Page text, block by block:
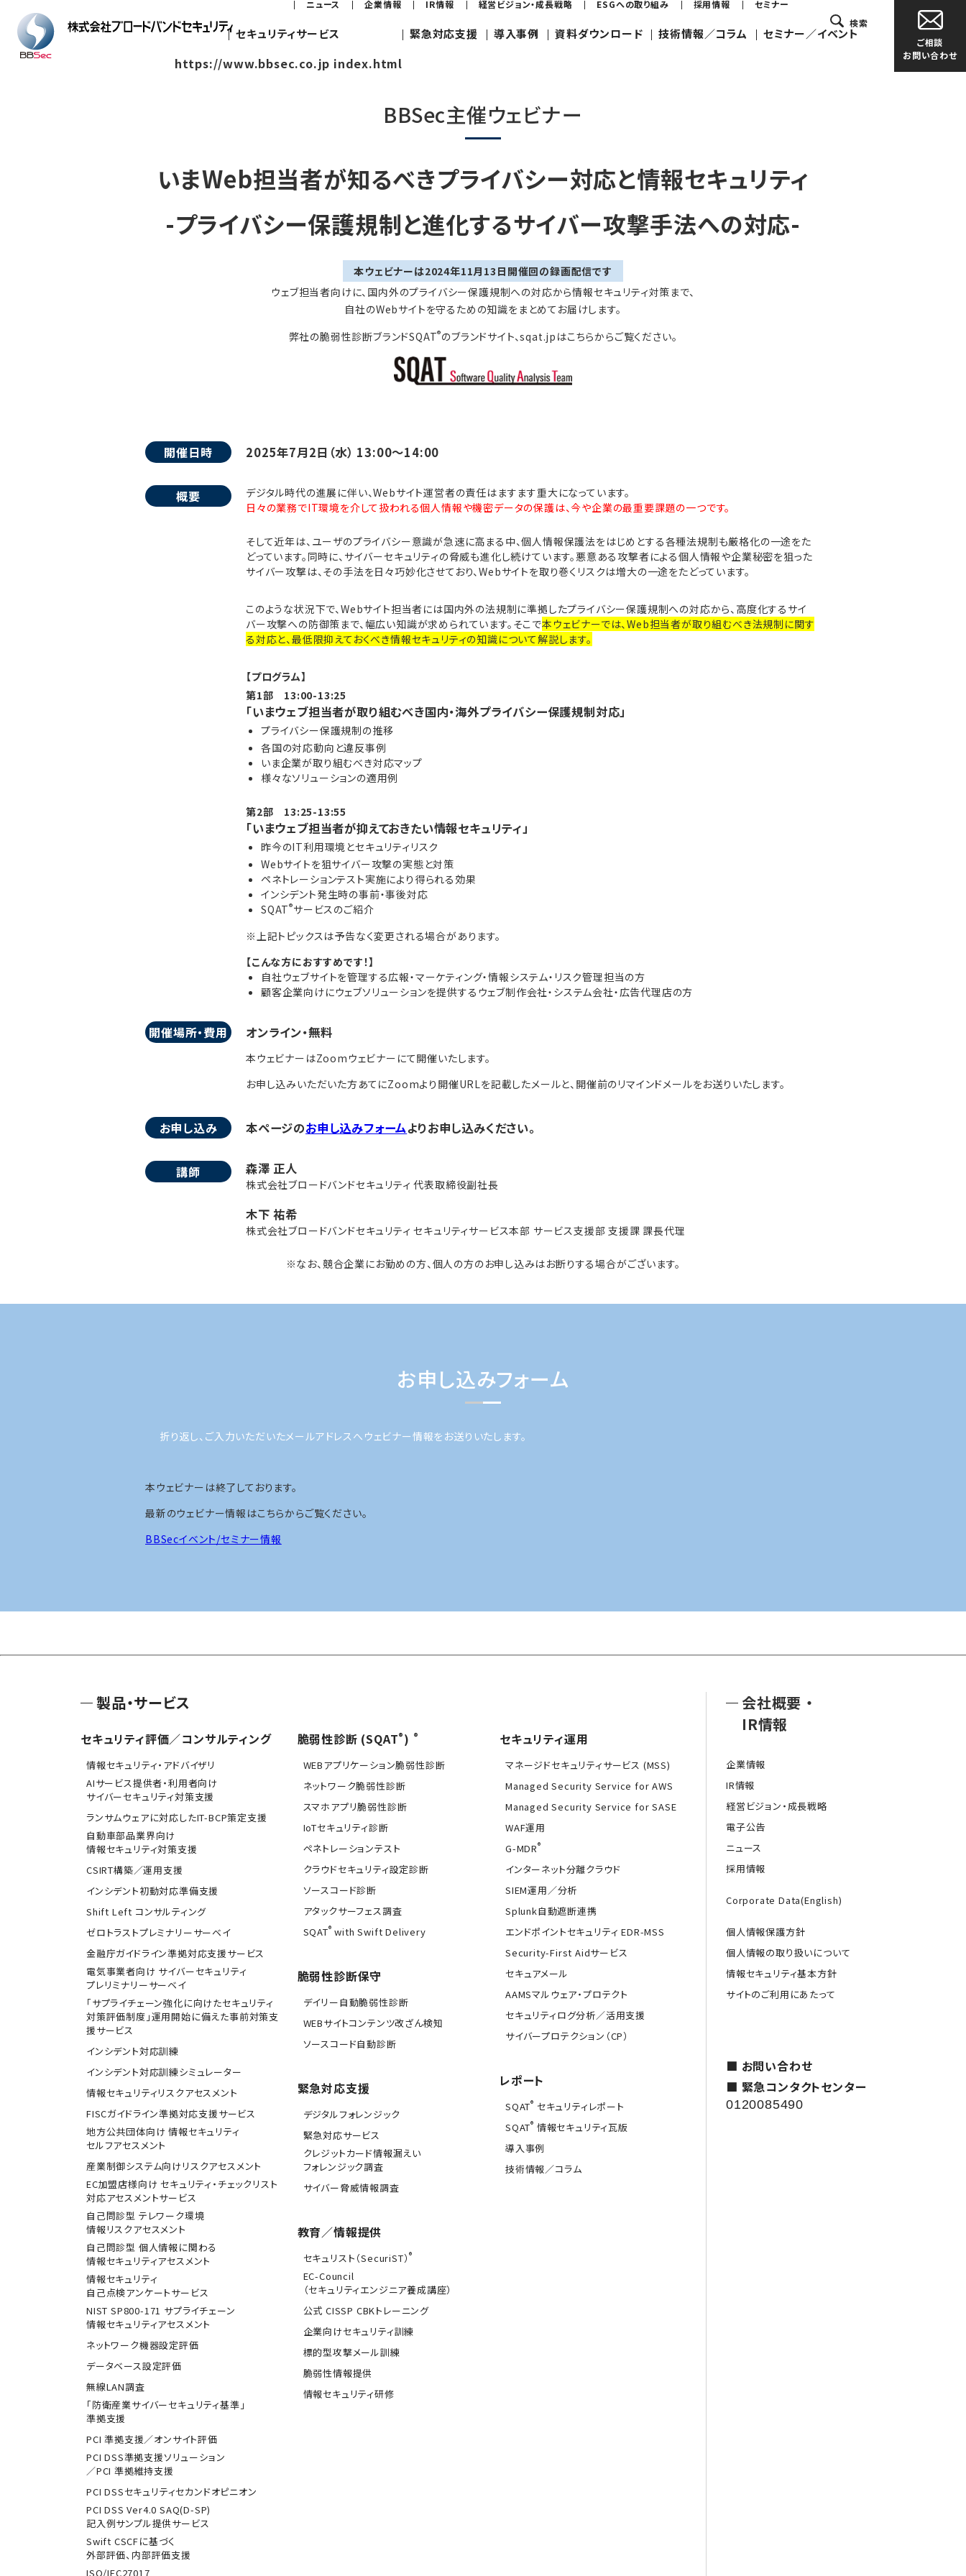
ニュース 企業情報 IR情報 経営ビジョン・成長戦略 ESGへの取り組み 採用情報 セミナー
セキュリティサービス
https://www.bbsec.co.jp index.html
緊急対応支援 導入事例 資料ダウンロード 技術情報／コラム セミナー／イベント
検索
ご相談
お問い合わせ
BBSec主催ウェビナー
いまWeb担当者が知るべきプライバシー対応と情報セキュリティ
-プライバシー保護規制と進化するサイバー攻撃手法への対応-
本ウェビナーは2024年11月13日 開催回の録画配信です
ウェブ担当者向けに、国内外のプライバシー保護規制への対応から情報セキュリティ対策まで、
自社のWebサイトを守るための知識をまとめてお届けします。
弊社の脆弱性診断ブランドSQAT®のブランドサイト、sqat.jpはこちらからご覧ください。
開催日時 2025年7月2日（水） 13:00～14:00
概要
デジタル時代の進展に伴い、Webサイト運営者の責任はますます重大になっています。
日々の業務でIT環境を介して扱われる個人情報や機密データの保護は、今や企業の最重要課題の一つです。
そして近年は、ユーザのプライバシー意識が急速に高まる中、個人情報保護法をはじめとする各種法規制も厳格化の一途をた
どっています。同時に、サイバーセキュリティの脅威も進化し続けています。悪意ある攻撃者による個人情報や企業秘密を狙った
サイバー攻撃は、その手法を日々巧妙化させており、Webサイトを取り巻くリスクは増大の一途をたどっています。
このような状況下で、Webサイト担当者には国内外の法規制に準拠したプライバシー保護規制への対応から、高度化するサイ
バー攻撃への防御策まで、幅広い知識が求められています。そこで本ウェビナーでは、Web担当者が取り組むべき法規制に関す
る対応と、最低限抑えておくべき情報セキュリティの知識について解説します。
【プログラム】
第1部 13:00-13:25
「いまウェブ担当者が取り組むべき国内・海外プライバシー保護規制対応」
プライバシー保護規制の推移
各国の対応動向と違反事例
いま企業が取り組むべき対応マップ
様々なソリューションの適用例
第2部 13:25-13:55
「いまウェブ担当者が抑えておきたい情報セキュリティ」
昨今のIT利用環境とセキュリティリスク
Webサイトを狙サイバー攻撃の実態と対策
ペネトレーションテスト実施により得られる効果
インシデント発生時の事前・事後対応
SQAT®サービスのご紹介
※上記トピックスは予告なく変更される場合があります。
【こんな方におすすめです！】
自社ウェブサイトを管理する広報・マーケティング・情報システム・リスク管理担当の方
顧客企業向けにウェブソリューションを提供するウェブ制作会社・システム会社・広告代理店の方
開催場所・費用 オンライン・無料
本ウェビナーはZoomウェビナーにて開催いたします。
お申し込みいただいた方あてにZoomより開催URLを記載したメールと、開催前のリマインドメールをお送りいたします。
お申し込み 本ページのお申し込みフォームよりお申し込みください。
講師 森澤 正人
株式会社ブロードバンドセキュリティ 代表取締役副社長
木下 祐希
株式会社ブロードバンドセキュリティ セキュリティサービス本部 サービス支援部 支援課 課長代理
※なお、競合企業にお勤めの方、個人の方のお申し込みはお断りする場合がございます。
お申し込みフォーム
折り返し、ご入力いただいたメールアドレスへウェビナー情報をお送りいたします。
本ウェビナーは終了しております。
最新のウェビナー情報はこちらからご覧ください。
BBSecイベント/セミナー情報
製品・サービス
セキュリティ評価／コンサルティング
情報セキュリティ・アドバイザリ
AIサービス提供者・利用者向け
サイバーセキュリティ対策支援
ランサムウェアに対応したIT-BCP策定支援
自動車部品業界向け
情報セキュリティ対策支援
CSIRT構築／運用支援
インシデント初動対応準備支援
Shift Left コンサルティング
ゼロトラストプレミナリーサーベイ
金融庁ガイドライン準拠対応支援サービス
電気事業者向け サイバーセキュリティ
プレリミナリーサーベイ
「サプライチェーン強化に向けたセキュリティ
対策評価制度」運用開始に備えた事前対策支
援サービス
インシデント対応訓練
インシデント対応訓練シミュレーター
情報セキュリティリスクアセスメント
FISCガイドライン準拠対応支援サービス
地方公共団体向け 情報セキュリティ
セルフアセスメント
産業制御システム向けリスクアセスメント
EC加盟店様向け セキュリティ・チェックリスト
対応アセスメントサービス
自己問診型 テレワーク環境
情報リスクアセスメント
自己問診型 個人情報に関わる
情報セキュリティアセスメント
情報セキュリティ
自己点検アンケートサービス
NIST SP800-171 サプライチェーン
情報セキュリティアセスメント
ネットワーク機器設定評価
データベース設定評価
無線LAN調査
「防衛産業サイバーセキュリティ基準」
準拠支援
PCI 準拠支援／オンサイト評価
PCI DSS準拠支援ソリューション
／PCI 準拠維持支援
PCI DSSセキュリティセカンドオピニオン
PCI DSS Ver4.0 SAQ(D-SP)
記入例サンプル提供サービス
Swift CSCFに基づく
外部評価、内部評価支援
ISO/IEC27017
脆弱性診断 (SQAT®) ®
WEBアプリケーション脆弱性診断
ネットワーク脆弱性診断
スマホアプリ脆弱性診断
IoTセキュリティ診断
ペネトレーションテスト
クラウドセキュリティ設定診断
ソースコード診断
アタックサーフェス調査
SQAT® with Swift Delivery
脆弱性診断保守
デイリー自動脆弱性診断
WEBサイトコンテンツ改ざん検知
ソースコード自動診断
緊急対応支援
デジタルフォレンジック
緊急対応サービス
クレジットカード情報漏えい
フォレンジック調査
サイバー脅威情報調査
教育／情報提供
セキュリスト（SecuriST）®
EC-Council
（セキュリティエンジニア養成講座）
公式 CISSP CBKトレーニング
企業向けセキュリティ訓練
標的型攻撃メール訓練
脆弱性情報提供
情報セキュリティ研修
セキュリティ運用
マネージドセキュリティサービス (MSS)
Managed Security Service for AWS
Managed Security Service for SASE
WAF運用
G-MDR®
インターネット分離クラウド
SIEM運用／分析
Splunk自動遮断連携
エンドポイントセキュリティ EDR-MSS
Security-First Aidサービス
セキュアメール
AAMSマルウェア・プロテクト
セキュリティログ分析／活用支援
サイバープロテクション（CP）
レポート
SQAT® セキュリティレポート
SQAT® 情報セキュリティ瓦版
導入事例
技術情報／コラム
会社概要 ・
IR情報
企業情報
IR情報
経営ビジョン・成長戦略
電子公告
ニュース
採用情報
Corporate Data(English)
個人情報保護方針
個人情報の取り扱いについて
情報セキュリティ基本方針
サイトのご利用にあたって
■ お問い合わせ
■ 緊急コンタクトセンター
0120085490